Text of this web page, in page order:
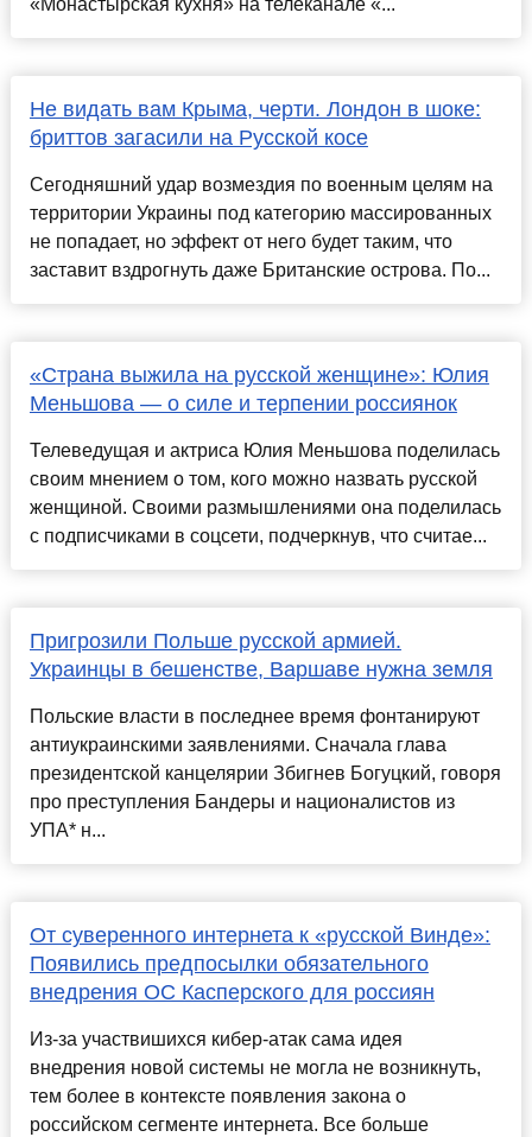
«Монастырская кухня» на телеканале «...
Не видать вам Крыма, черти. Лондон в шоке:
бриттов загасили на Русской косе
Сегодняшний удар возмездия по военным целям на
территории Украины под категорию массированных
не попадает, но эффект от него будет таким, что
заставит вздрогнуть даже Британские острова. По...
«Страна выжила на русской женщине»: Юлия
Меньшова — о силе и терпении россиянок
Телеведущая и актриса Юлия Меньшова поделилась
своим мнением о том, кого можно назвать русской
женщиной. Своими размышлениями она поделилась
с подписчиками в соцсети, подчеркнув, что считае...
Пригрозили Польше русской армией.
Украинцы в бешенстве, Варшаве нужна земля
Польские власти в последнее время фонтанируют
антиукраинскими заявлениями. Сначала глава
президентской канцелярии Збигнев Богуцкий, говоря
про преступления Бандеры и националистов из
УПА* н...
От суверенного интернета к «русской Винде»:
Появились предпосылки обязательного
внедрения ОС Касперского для россиян
Из-за участвишихся кибер-атак сама идея
внедрения новой системы не могла не возникнуть,
тем более в контексте появления закона о
российском сегменте интернета. Все больше